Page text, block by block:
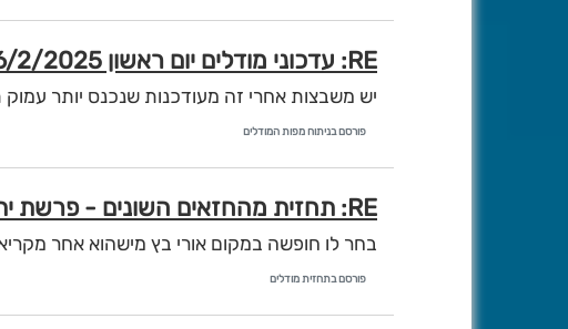
RE: עדכוני מודלים יום ראשון 16/2/2025 - איסי ועדכוני לילה
יש משבצות אחרי זה מעודכנות שנכנס יותר
פורסם בניתוח מפות המודלים
RE: תחזית מהחזאים השונים - פרשת יתרו תשפ"ה
בחר לו חופשה במקום אורי בץ מישהוא אחר
פורסם בתחזית מודלים